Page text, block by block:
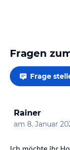
Fragen
Frage
Rainer
am 8. Januar